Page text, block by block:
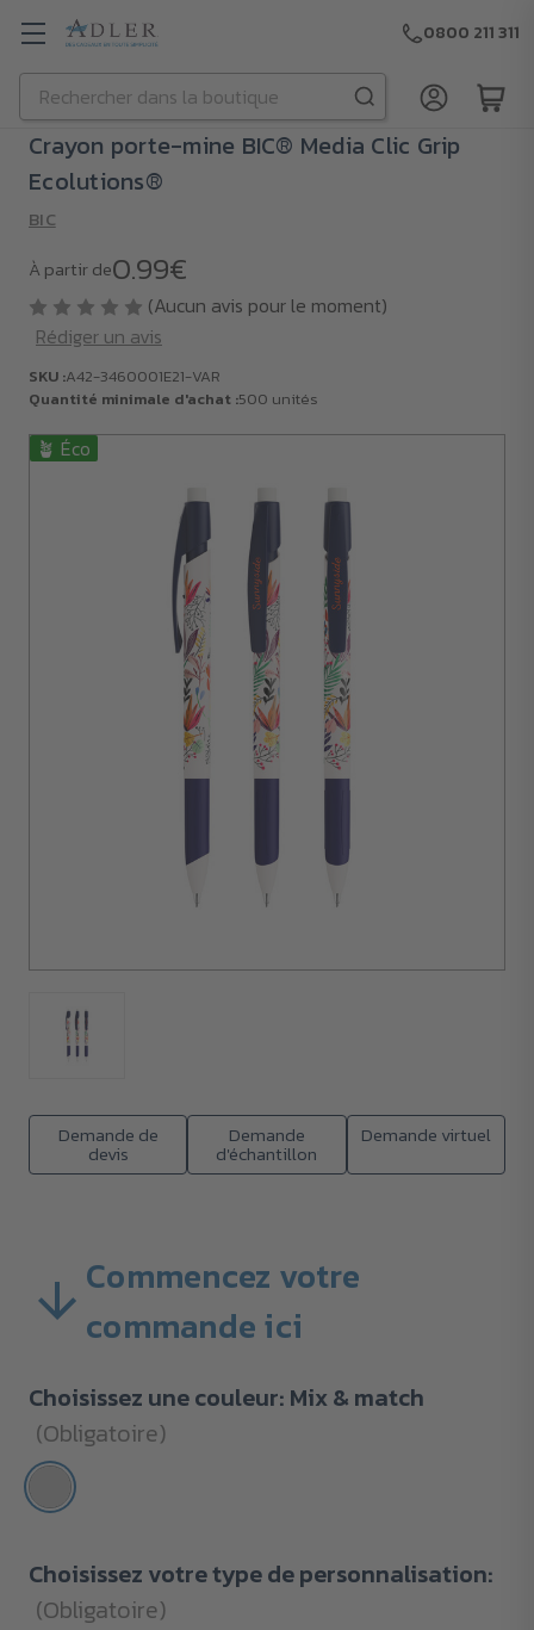
Passer au contenu principal
Rechercher
0800 211 311
🪴 Éco
Demande de
devis
Demande
d'échantillon
Demande virtuel
Crayon porte-mine BIC® Media Clic Grip
Ecolutions®
BIC
À partir de0.99€
(Aucun avis pour le moment)
Rédiger un avis
SKU :A42-3460001E21-VAR
Quantité minimale d'achat :500 unités
SKU :
Commencez votre
commande ici
Choisissez une couleur: Mix & match
(Obligatoire)
Choisissez votre type de personnalisation:
(Obligatoire)